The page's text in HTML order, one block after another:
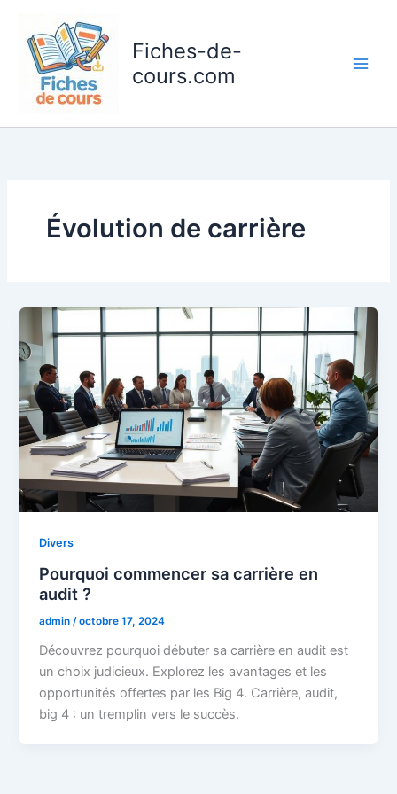
contenu
Fiches-de-
cours.com
Évolution de carrière
Divers
Pourquoi commencer sa carrière en
audit ?
admin/octobre 17, 2024
Découvrez pourquoi débuter sa carrière en audit est
un choix judicieux. Explorez les avantages et les
opportunités offertes par les Big 4. Carrière, audit,
big 4 : un tremplin vers le succès.